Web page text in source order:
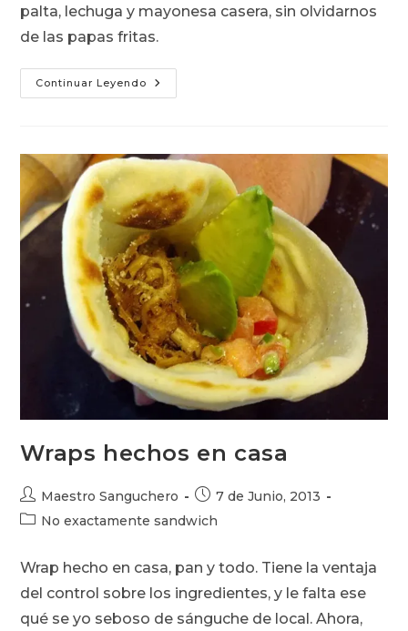
palta, lechuga y mayonesa casera, sin olvidarnos
de las papas fritas.
Continuar Leyendo Sandwich
De
Wraps hechos en casa
Autor
de
Maestro Sanguchero
Publicación
de
7 de Junio, 2013
Categoría
entrada:
No exactamente sandwich
Wrap hecho en casa, pan y todo. Tiene la ventaja
del control sobre los ingredientes, y le falta ese
qué se yo seboso de sánguche de local. Ahora,